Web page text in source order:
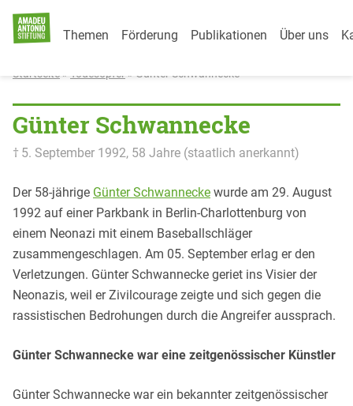
Weiter zum InhaltCategory Menu
Themen Förderung Publikationen Über uns
Startseite» Todesopfer » Günter Schwannecke
Günter Schwannecke
† 5. September 1992, 58 Jahre (staatlich anerkannt)
Der 58-jährige Günter Schwannecke wurde am 29. August
1992 auf einer Parkbank in Berlin-Charlottenburg von
einem Neonazi mit einem Baseballschläger
zusammengeschlagen. Am 05. September erlag er den
Verletzungen. Günter Schwannecke geriet ins Visier der
Neonazis, weil er Zivilcourage zeigte und sich gegen die
rassistischen Bedrohungen durch die Angreifer aussprach.
Günter Schwannecke war eine zeitgenössischer Künstler
Günter Schwannecke war ein bekannter zeitgenössischer